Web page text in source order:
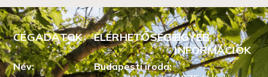
CÉGADATOK
Név:
ELÉRHETŐSÉGEK
Budapesti iroda:
EGYÉB
INFORMÁCIÓK